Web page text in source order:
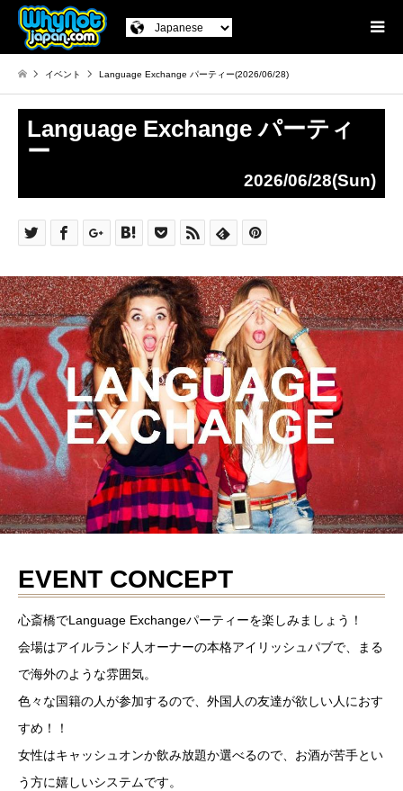
イベント Language Exchange パーティー(2026/06/28)
Language Exchange パーティ
ー
2026/06/28(Sun)
EVENT CONCEPT
心斎橋でLanguage Exchangeパーティーを楽しみましょう！
会場はアイルランド人オーナーの本格アイリッシュパブで、まる
で海外のような雰囲気。
色々な国籍の人が参加するので、外国人の友達が欲しい人におす
すめ！！
女性はキャッシュオンか飲み放題か選べるので、お酒が苦手とい
う方に嬉しいシステムです。